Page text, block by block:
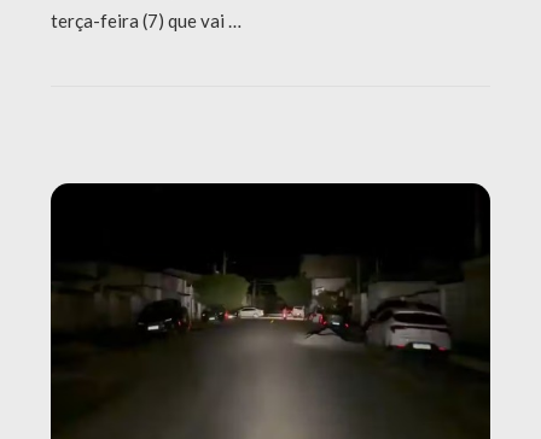
terça-feira (7) que vai …